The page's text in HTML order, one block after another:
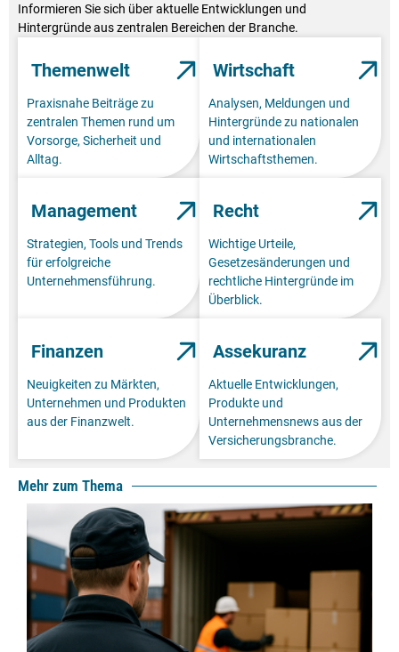
Informieren Sie sich über aktuelle Entwicklungen und
Hintergründe aus zentralen Bereichen der Branche.
Themenwelt
Praxisnahe Beiträge zu
zentralen Themen rund um
Vorsorge, Sicherheit und
Alltag.
Wirtschaft
Analysen, Meldungen und
Hintergründe zu nationalen
und internationalen
Wirtschaftsthemen.
Management
Strategien, Tools und Trends
für erfolgreiche
Unternehmensführung.
Recht
Wichtige Urteile,
Gesetzesänderungen und
rechtliche Hintergründe im
Überblick.
Finanzen
Neuigkeiten zu Märkten,
Unternehmen und Produkten
aus der Finanzwelt.
Assekuranz
Aktuelle Entwicklungen,
Produkte und
Unternehmensnews aus der
Versicherungsbranche.
Mehr zum Thema